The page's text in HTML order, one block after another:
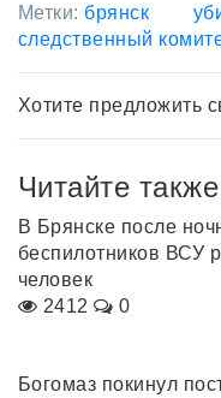
Метки: брянск
следственный
Хотите предложить
Читайте также
В Брянске после
беспилотников ВСУ
человек
2412
0
Богомаз покинул